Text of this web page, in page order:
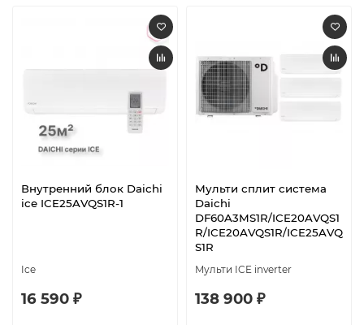
Внутренний блок Daichi
ice ICE25AVQS1R-1
Ice
16 590 ₽
Мульти сплит система
Daichi
DF60A3MS1R/ICE20AVQS1
R/ICE20AVQS1R/ICE25AVQ
S1R
Мульти ICE inverter
138 900 ₽